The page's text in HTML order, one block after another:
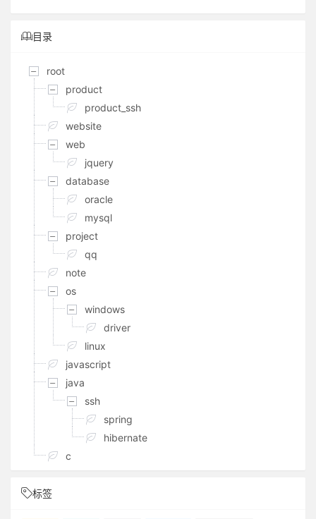
目录
root
product
product_ssh
website
web
jquery
database
oracle
mysql
project
qq
note
os
windows
driver
linux
javascript
java
ssh
spring
hibernate
c
标签